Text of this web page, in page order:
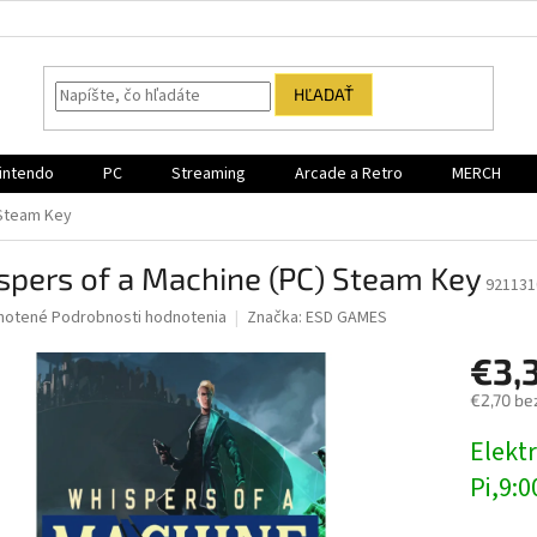
HĽADAŤ
PC Streaming Arcade a Retro MERCH
Key
of a Machine (PC) Steam Key
Podrobnosti hodnotenia Značka: ESD GAMES
€2,70
cena: